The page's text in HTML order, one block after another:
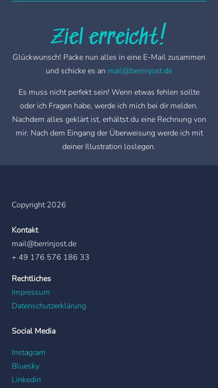
Ziel erreicht!
Glückwunsch! Packe nun alles in eine E-Mail zusammen
und schicke es an mail@berrinjost.de
Es muss nicht perfekt sein! Wenn etwas fehlen sollte
oder ich Fragen habe, werde ich mich bei dir melden.
Nachdem alles geklärt ist, erhältst du eine Rechnung von
mir. Nach dem Eingang der Überweisung werde ich mit
deiner Illustration loslegen.
Copyright 2026
Kontakt
mail@berrinjost.de
+ 49 176 576 186 33
Rechtliches
Impressum
Datenschutzerklärung
Social Media
Instagram
Bluesky
Linkedin